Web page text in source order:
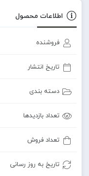
اطلاعات محصول
فروشنده
تاریخ انتشار
دسته بندی
تعداد بازدیدها
تعداد فروش
تاریخ به روز رسانی